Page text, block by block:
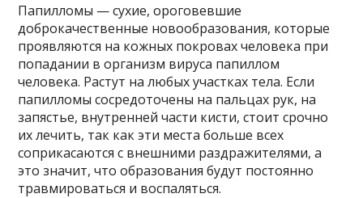
Папилломы — сухие, ороговевшие
доброкачественные новообразования, которые
проявляются на кожных покровах человека при
попадании в организм вируса папиллом
человека. Растут на любых участках тела. Если
папилломы сосредоточены на пальцах рук, на
запястье, внутренней части кисти, стоит срочно
их лечить, так как эти места больше всех
соприкасаются с внешними раздражителями, а
это значит, что образования будут постоянно
травмироваться и воспаляться.